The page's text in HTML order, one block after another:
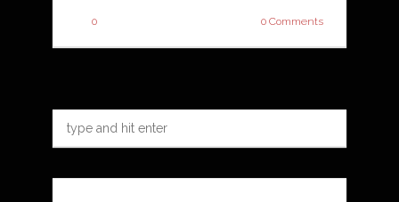
0 0 Comments